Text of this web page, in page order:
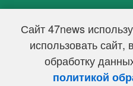
Сайт 47news
использовать сайт,
обработку
политикой
47 новостей (47 news)2005 —
Свидетельство о
Федеральной службой по
информационных технологий и